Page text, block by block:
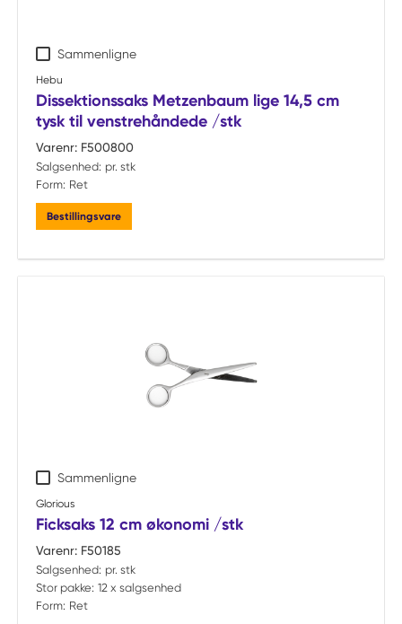
Sammenligne
Hebu
Dissektionssaks Metzenbaum lige 14,5 cm
tysk til venstrehåndede /stk
Varenr: F500800
Salgsenhed: pr. stk
Form: Ret
Bestillingsvare
Sammenligne
Glorious
Ficksaks 12 cm økonomi /stk
Varenr: F50185
Salgsenhed: pr. stk
Stor pakke: 12 x salgsenhed
Form: Ret